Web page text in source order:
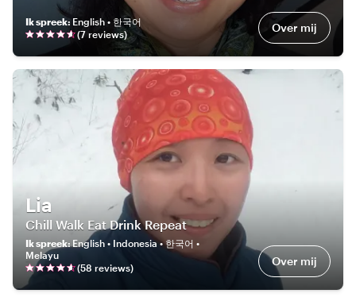
Ik spreek: English • 한국어
(7 reviews) Over mij
Lia
Chill Walk Eat Drink Repeat
Ik spreek: English • Indonesia • 한국어 •
Melayu
(58 reviews) Over mij